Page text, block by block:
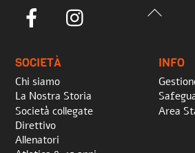
Back
Facebook
SOCIETÀ
Chi siamo
La Nostra Storia
Società collegate
Direttivo
Allenatori
INFO
Area